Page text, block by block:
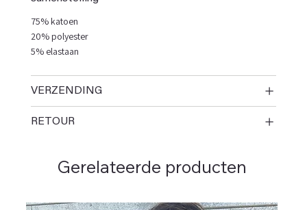
75% katoen
20% polyester
5% elastaan
VERZENDING
RETOUR
Gerelateerde producten